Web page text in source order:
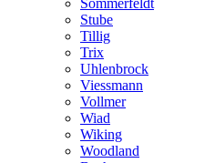
Sommerfeldt
Stube
Tillig
Trix
Uhlenbrock
Viessmann
Vollmer
Wiad
Wiking
Woodland